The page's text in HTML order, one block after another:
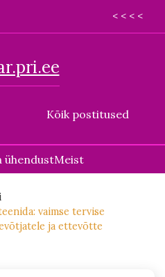
< < < <
Kõik postitused
ühendustMeist
vaimse tervise
ja ettevõtte